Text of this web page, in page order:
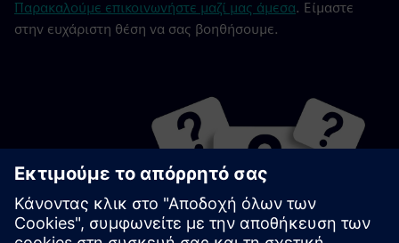
Παρακαλούμε επικοινωνήστε μαζί μας άμεσα. Είμαστε
στην ευχάριστη θέση να σας βοηθήσουμε.